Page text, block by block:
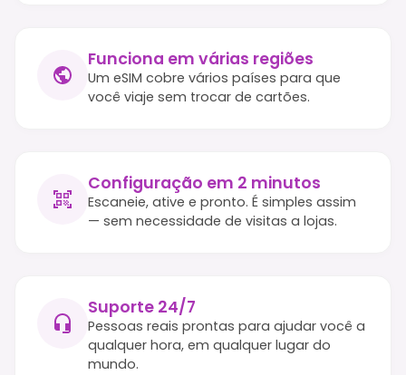
Funciona em várias regiões
Um eSIM cobre vários países para que
você viaje sem trocar de cartões.
Configuração em 2 minutos
Escaneie, ative e pronto. É simples assim
— sem necessidade de visitas a lojas.
Suporte 24/7
Pessoas reais prontas para ajudar você a
qualquer hora, em qualquer lugar do
mundo.